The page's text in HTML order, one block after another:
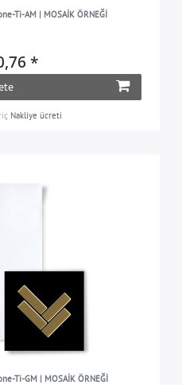
Ti-AM | MOSAİK ÖRNEĞİ
*
Nakliye ücreti
Ti-GM | MOSAİK ÖRNEĞİ